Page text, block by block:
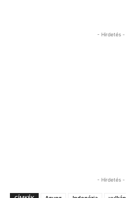
- Hirdetés -
- Hirdetés -